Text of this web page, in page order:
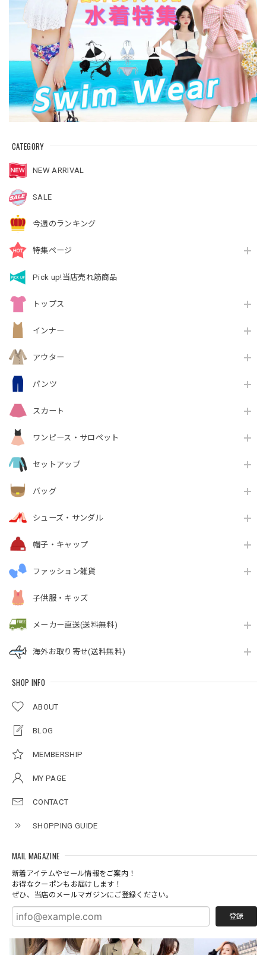
CATEGORY
NEW ARRIVAL
SALE
今週のランキング
特集ページ
Pick up!当店売れ筋商品
トップス
インナー
アウター
パンツ
スカート
ワンピース・サロペット
セットアップ
バッグ
シューズ・サンダル
帽子・キャップ
ファッション雑貨
子供服・キッズ
メーカー直送(送料無料)
海外お取り寄せ(送料無料)
SHOP INFO
ABOUT
BLOG
MEMBERSHIP
MY PAGE
CONTACT
SHOPPING GUIDE
MAIL MAGAZINE
新着アイテムやセール情報をご案内！
お得なクーポンもお届けします！
ぜひ、当店のメールマガジンにご登録ください。
登録